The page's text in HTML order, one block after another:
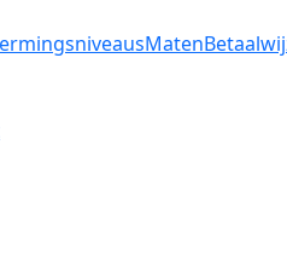
Maten